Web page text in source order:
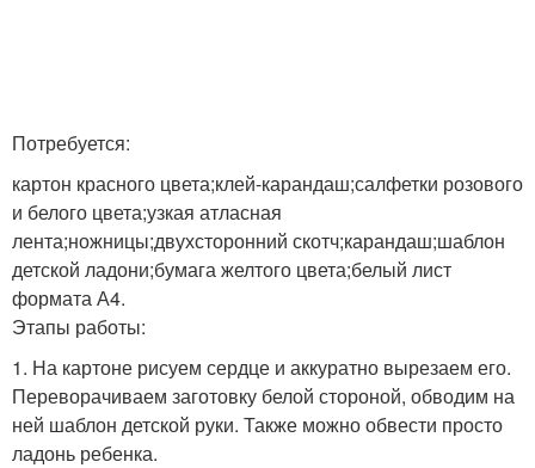
Потребуется:
картон красного цвета;клей-карандаш;салфетки розового
и белого цвета;узкая атласная
лента;ножницы;двухсторонний скотч;карандаш;шаблон
детской ладони;бумага желтого цвета;белый лист
формата А4.
Этапы работы:
1. На картоне рисуем сердце и аккуратно вырезаем его.
Переворачиваем заготовку белой стороной, обводим на
ней шаблон детской руки. Также можно обвести просто
ладонь ребенка.